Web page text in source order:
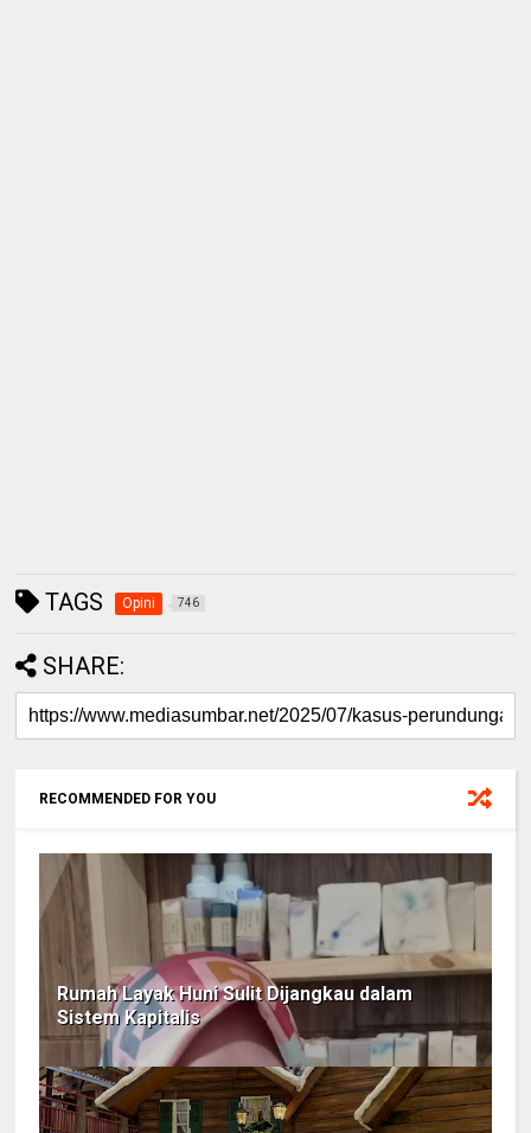
TAGS Opini 746
SHARE:
RECOMMENDED FOR YOU
Rumah Layak Huni Sulit Dijangkau dalam
Sistem Kapitalis